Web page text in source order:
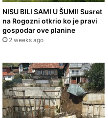
NISU BILI SAMI U ŠUMI! Susret
na Rogozni otkrio ko je pravi
gospodar ove planine
2 weeks ago